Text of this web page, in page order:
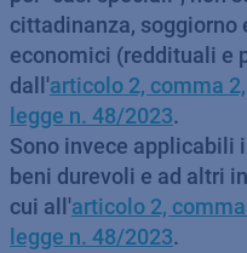
cittadinanza, soggiorno
economici (reddituali e
dall'articolo 2, comma
legge n. 48/2023.
Sono invece
beni durevoli e ad altri
cui all'articolo 2,
legge n. 48/2023.